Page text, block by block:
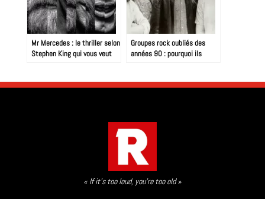
Mr Mercedes : le thriller selon
Stephen King qui vous veut
Groupes rock oubliés des
années 90 : pourquoi ils
« If it’s too loud, you’re too old »